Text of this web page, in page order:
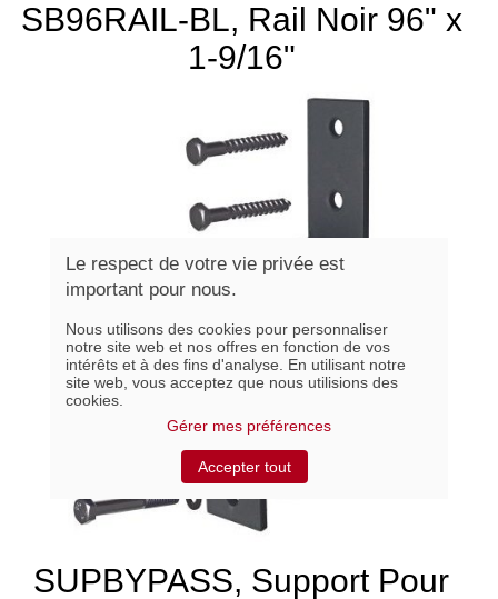
SB96RAIL-BL, Rail Noir 96" x
1-9/16"
SUPBYPASS, Support Pour
Le respect de votre vie privée est
important pour nous.
Nous utilisons des cookies pour personnaliser
notre site web et nos offres en fonction de vos
intérêts et à des fins d'analyse. En utilisant notre
site web, vous acceptez que nous utilisions des
cookies.
Gérer mes préférences
Accepter tout